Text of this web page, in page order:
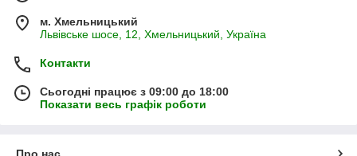
м. Хмельницький
Львівське шосе, 12, Хмельницький, Україна
Контакти
Сьогодні працює з 09:00 до 18:00
Показати весь графік роботи